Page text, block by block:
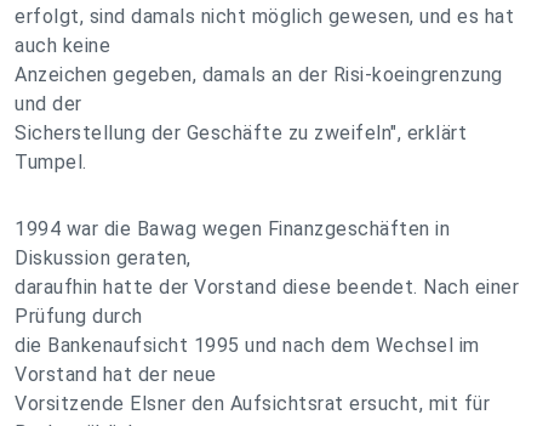
erfolgt, sind damals nicht möglich gewesen, und es hat
auch keine
Anzeichen gegeben, damals an der Risi-koeingrenzung
und der
Sicherstellung der Geschäfte zu zweifeln", erklärt
Tumpel.
1994 war die Bawag wegen Finanzgeschäften in
Diskussion geraten,
daraufhin hatte der Vorstand diese beendet. Nach einer
Prüfung durch
die Bankenaufsicht 1995 und nach dem Wechsel im
Vorstand hat der neue
Vorsitzende Elsner den Aufsichtsrat ersucht, mit für